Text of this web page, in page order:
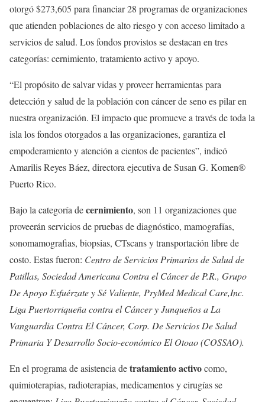
otorgó $273,605 para financiar 28 programas de organizaciones
que atienden poblaciones de alto riesgo y con acceso limitado a
servicios de salud. Los fondos provistos se destacan en tres
categorías: cernimiento, tratamiento activo y apoyo.
“El propósito de salvar vidas y proveer herramientas para
detección y salud de la población con cáncer de seno es pilar en
nuestra organización. El impacto que promueve a través de toda la
isla los fondos otorgados a las organizaciones, garantiza el
empoderamiento y atención a cientos de pacientes”, indicó
Amarilis Reyes Báez, directora ejecutiva de Susan G. Komen®
Puerto Rico.
Bajo la categoría decernimiento, son 11 organizaciones que
proveerán servicios de pruebas de diagnóstico, mamografías,
sonomamografias, biopsias, CTscans y transportación libre de
costo. Estas fueron: Centro de Servicios Primarios de Salud de
Patillas, Sociedad Americana Contra el Cáncer de P.R., Grupo
De Apoyo Esfuérzate y Sé Valiente, PryMed Medical Care,Inc.
Liga Puertorriqueña contra el Cáncer y Junqueños a La
Vanguardia Contra El Cáncer, Corp. De Servicios De Salud
Primaria Y Desarrollo Socio-económico El Otoao (COSSAO).
En el programa de asistencia detratamiento activocomo,
quimioterapias, radioterapias, medicamentos y cirugías se